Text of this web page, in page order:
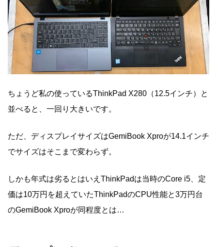
ちょうど私の使っているThinkPad X280（12.5インチ）と
並べると、一回り大きいです。
ただ、ディスプレイサイズはGemiBook Xproが14.1インチ
でサイズはそこまで変わらず。
しかも年式は劣るとはいえThinkPadは当時のCore i5、定
価は10万円を超えていたThinkPadのCPU性能と3万円台
のGemiBook Xproが同程度とは…